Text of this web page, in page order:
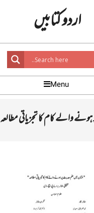
اردو کتابیں
Menu
والے کام کا تجزیاتی مطالعہ